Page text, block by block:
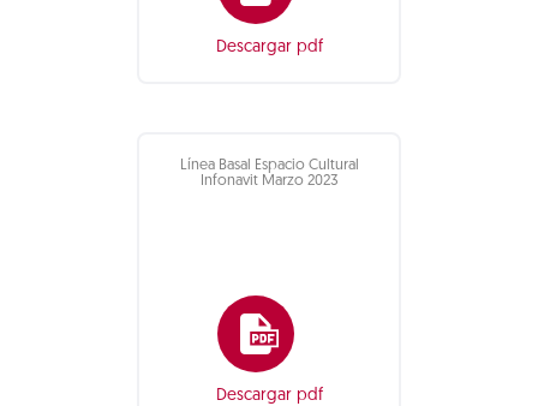
Descargar pdf
Línea Basal Espacio Cultural
Infonavit Marzo 2023
Descargar pdf